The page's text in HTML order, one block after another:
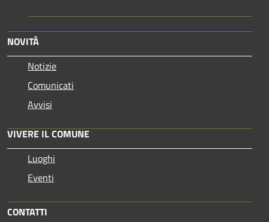
NOVITÀ
Notizie
Comunicati
Avvisi
VIVERE IL COMUNE
Luoghi
Eventi
CONTATTI